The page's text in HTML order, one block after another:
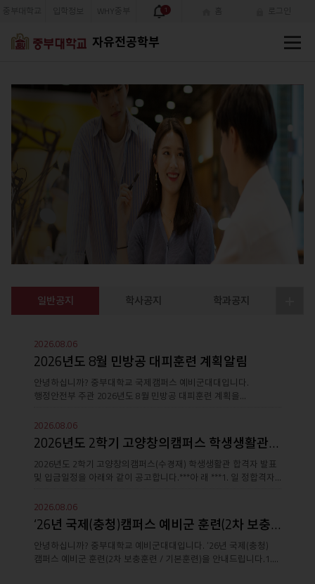
자유전공학부
중부대학교 입학정보 WHY중부 1 로그인
식생활을 통한 개인, 지역사회, 국
민의 영양과 건강증진에 이바지
하는 전문인력을 양성하고 있습
일반공지
2026.08.06
2026년도 8월 민방공 대피훈련 계획알림
안녕하십니까? 중부대학교 국제캠퍼스 예비군대대입니다.
행정안전부 주관 2026년도 8월 민방공 대피훈련 계획을
2026.08.06
2026년도 2학기 고양창의캠퍼스 학생생활관(수경재) 합격자 발표
2026년도 2학기 고양창의캠퍼스(수경재) 학생생활관 합격자 발표
및 입금일정을 아래와 같이 공고합니다.***아 래 ***1. 일 정합격자
2026.08.06
‘26년 국제(충청)캠퍼스 예비군 훈련(2차 보충훈련 / 기본훈련..
안녕하십니까? 중부대학교 예비군대대입니다. ‘26년 국제(충청)
캠퍼스 예비군 훈련(2차 보충훈련 / 기본훈련)을 안내드립니다.1.
학사공지 학과공지